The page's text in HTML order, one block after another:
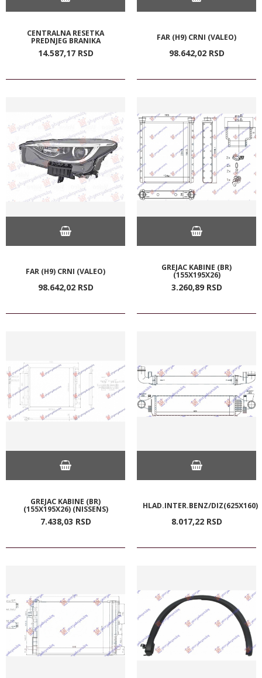
CENTRALNA RESETKA
PREDNJEG BRANIKA
14.587,17 RSD
FAR (H9) CRNI (VALEO)
98.642,02 RSD
FAR (H9) CRNI (VALEO)
98.642,02 RSD
GREJAC KABINE (BR)
(155X195X26)
3.260,89 RSD
GREJAC KABINE (BR)
(155X195X26) (NISSENS)
7.438,03 RSD
HLAD.INTER.BENZ/DIZ(625X160)
8.017,22 RSD